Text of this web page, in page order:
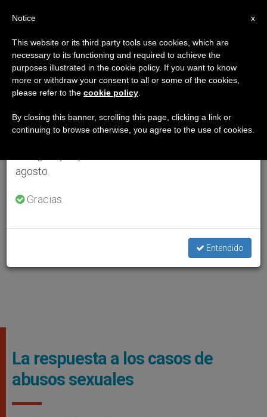
La respuesta a los casos de
abusos sexuales
×
Aviso importante
Del 27 de julio al 7 de agosto haremos la pausa
anual, aprovechando que en el periodo de verano
se generan menos informaciones y también el
agosto.
Gracias.
Entendido
x
Notice
This website or its third party tools use cookies, which are
necessary to its functioning and required to achieve the
purposes illustrated in the cookie policy. If you want to know
more or withdraw your consent to all or some of the cookies,
please refer to the cookie policy
By closing this banner, scrolling this page, clicking a link or
continuing to browse otherwise, you agree to the use of cookies.